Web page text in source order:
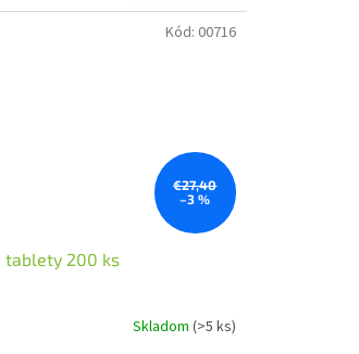
€27,40
–3 %
tablety 200 ks
Skladom (>5 ks)
Kód: 00716